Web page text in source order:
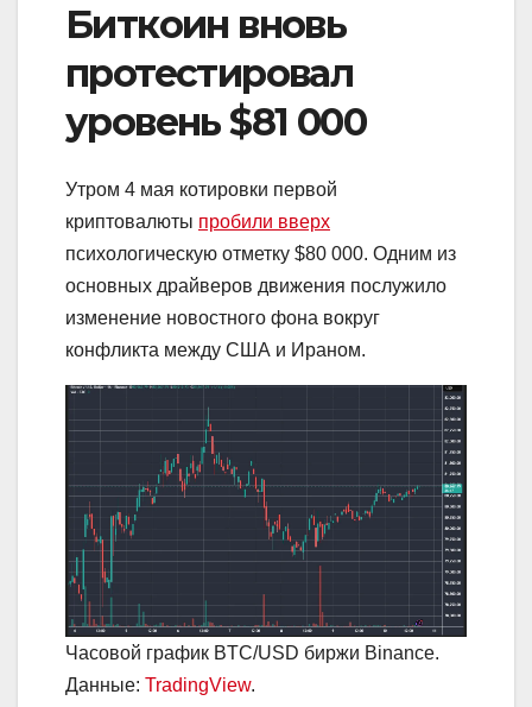
Биткоин вновь
протестировал
уровень $81 000
Утром 4 мая котировки первой
криптовалюты пробили вверх
психологическую отметку $80 000. Одним из
основных драйверов движения послужило
изменение новостного фона вокруг
конфликта между США и Ираном.
Часовой график BTC/USD биржи Binance.
Данные: TradingView.